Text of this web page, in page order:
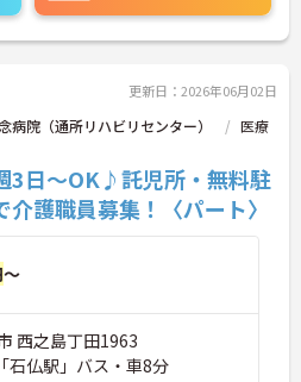
更新日：2026年06月02日
病院（通所リハビリセンター）
医療
3日～OK♪託児所・無料駐
護職員募集！〈パート〉
～
西之島丁田1963
石仏駅」バス・車8分